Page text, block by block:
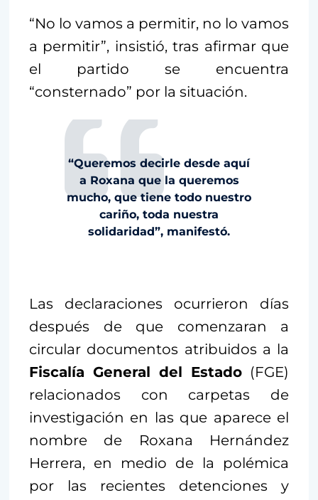
“No lo vamos a permitir, no lo vamos
a permitir”, insistió, tras afirmar que
el partido se encuentra
“consternado” por la situación.
“Queremos decirle desde aquí
a Roxana que la queremos
mucho, que tiene todo nuestro
cariño, toda nuestra
solidaridad”, manifestó.
Las declaraciones ocurrieron días
después de que comenzaran a
circular documentos atribuidos a la
Fiscalía General del Estado (FGE)
relacionados con carpetas de
investigación en las que aparece el
nombre de Roxana Hernández
Herrera, en medio de la polémica
por las recientes detenciones y